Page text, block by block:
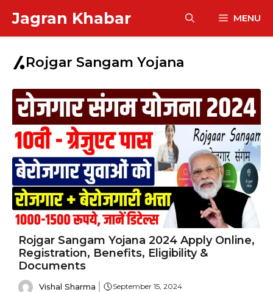
content
Jagran Khabar MENU
Rojgar Sangam Yojana
Rojgar Sangam Yojana 2024 Apply Online,
Registration, Benefits, Eligibility &
Documents
Vishal Sharma September 15, 2024